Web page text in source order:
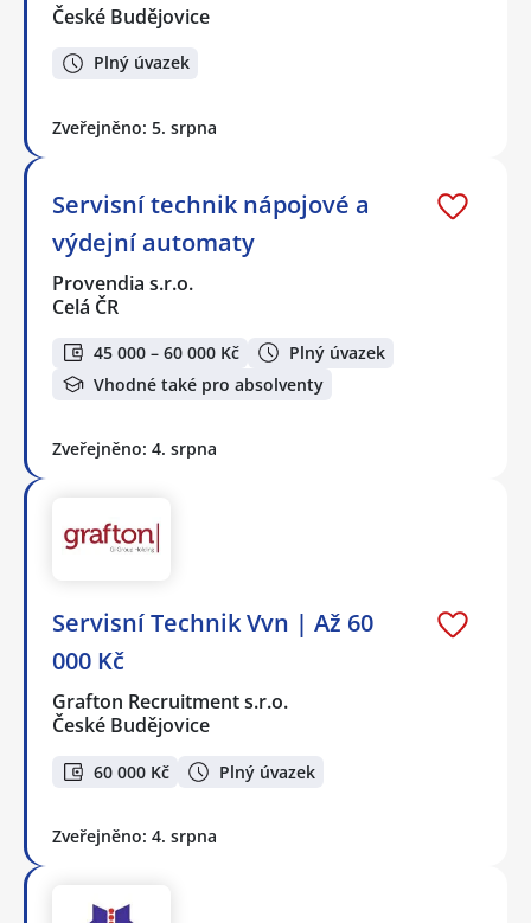
České Budějovice
Plný úvazek
Zveřejněno: 5. srpna
Servisní technik nápojové a
výdejní automaty
Provendia s.r.o.
Celá ČR
45 000 – 60 000 Kč
Plný úvazek
Vhodné také pro absolventy
Zveřejněno: 4. srpna
Servisní Technik Vvn | Až 60
000 Kč
Grafton Recruitment s.r.o.
České Budějovice
60 000 Kč Plný úvazek
Zveřejněno: 4. srpna